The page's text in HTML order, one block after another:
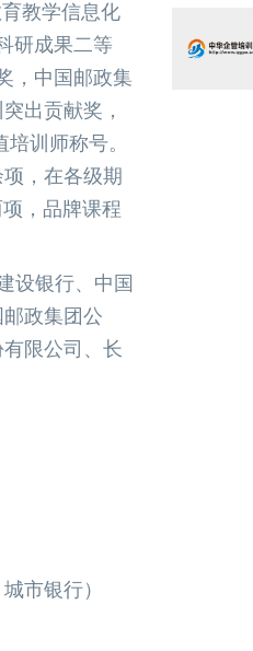
教学信息化
研成果二等
，中国邮政集
出贡献奖，
训师称号。
，在各级期
，品牌课程
设银行、中国
政集团公
限公司、长
市银行）